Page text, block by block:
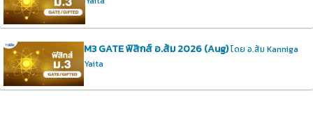
M3 GATE ฟิสิกส์ อ.ส้ม 2026 (Aug)โดย อ.ส้ม Kanniga
Yaita